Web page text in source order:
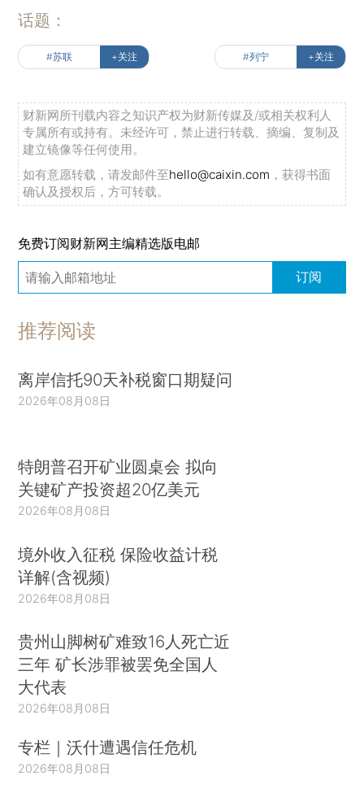
话题：
#苏联 +关注 #列宁 +关注
财新网所刊载内容之知识产权为财新传媒及/或相关权利人
专属所有或持有。未经许可，禁止进行转载、摘编、复制及
建立镜像等任何使用。
如有意愿转载，请发邮件至hello@caixin.com ，获得书面
确认及授权后，方可转载。
免费订阅财新网主编精选版电邮
订阅
推荐阅读
离岸信托90天补税窗口期疑问
2026年08月08日
特朗普召开矿业圆桌会 拟向
关键矿产投资超20亿美元
2026年08月08日
境外收入征税 保险收益计税
详解(含视频)
2026年08月08日
贵州山脚树矿难致16人死亡近
三年 矿长涉罪被罢免全国人
大代表
2026年08月08日
专栏｜沃什遭遇信任危机
2026年08月08日